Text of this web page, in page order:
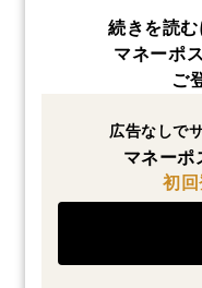
続きを読
マネーポ
ご
広告なしで
マネーポ
初回